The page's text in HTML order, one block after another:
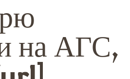
на АГС,